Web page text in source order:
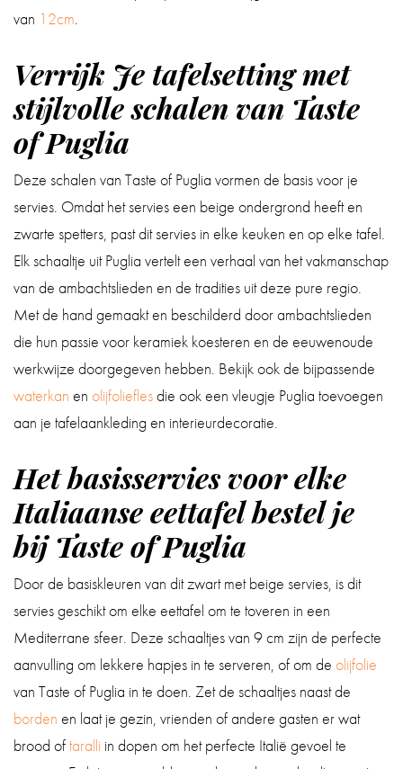
van 12cm.
Verrijk Je tafelsetting met
stijlvolle schalen van Taste
of Puglia
Deze schalen van Taste of Puglia vormen de basis voor je
servies. Omdat het servies een beige ondergrond heeft en
zwarte spetters, past dit servies in elke keuken en op elke tafel.
Elk schaaltje uit Puglia vertelt een verhaal van het vakmanschap
van de ambachtslieden en de tradities uit deze pure regio.
Met de hand gemaakt en beschilderd door ambachtslieden
die hun passie voor keramiek koesteren en de eeuwenoude
werkwijze doorgegeven hebben. Bekijk ook de bijpassende
waterkan en olijfolieflesdie ook een vleugje Puglia toevoegen
aan je tafelaankleding en interieurdecoratie.
Het basisservies voor elke
Italiaanse eettafel bestel je
bij Taste of Puglia
Door de basiskleuren van dit zwart met beige servies, is dit
servies geschikt om elke eettafel om te toveren in een
Mediterrane sfeer. Deze schaaltjes van 9 cm zijn de perfecte
aanvulling om lekkere hapjes in te serveren, of om de olijfolie
van Taste of Puglia in te doen. Zet de schaaltjes naast de
borden en laat je gezin, vrienden of andere gasten er wat
brood oftaralli in dopen om het perfecte Italië gevoel te